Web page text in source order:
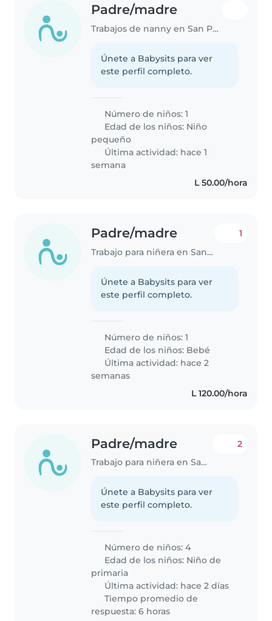
Padre/madre
Trabajos de nanny en San Pedro Sula
Únete a Babysits para ver
este perfil completo.
Número de niños: 1
Edad de los niños: Niño
pequeño
Última actividad: hace 1
semana
L 50.00/hora
Padre/madre
Trabajo para niñera en San Pedro Sula
1
Únete a Babysits para ver
este perfil completo.
Número de niños: 1
Edad de los niños: Bebé
Última actividad: hace 2
semanas
L 120.00/hora
Padre/madre
Trabajo para niñera en San Pedro Sula
2
Únete a Babysits para ver
este perfil completo.
Número de niños: 4
Edad de los niños: Niño de
primaria
Última actividad: hace 2 días
Tiempo promedio de
respuesta: 6 horas